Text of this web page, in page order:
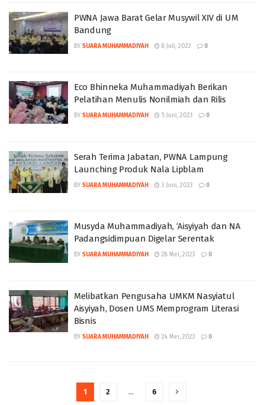
PWNA Jawa Barat Gelar Musywil XIV di UM
Bandung
BY SUARA MUHAMMADIYAH 8 Juli, 2023 0
Eco Bhinneka Muhammadiyah Berikan
Pelatihan Menulis Nonilmiah dan Rilis
BY SUARA MUHAMMADIYAH 5 Juni, 2023 0
Serah Terima Jabatan, PWNA Lampung
Launching Produk Nala Lipblam
BY SUARA MUHAMMADIYAH 3 Juni, 2023 0
Musyda Muhammadiyah, ‘Aisyiyah dan NA
Padangsidimpuan Digelar Serentak
BY SUARA MUHAMMADIYAH 28 Mei, 2023 0
Melibatkan Pengusaha UMKM Nasyiatul
Aisyiyah, Dosen UMS Memprogram Literasi
Bisnis
BY SUARA MUHAMMADIYAH 24 Mei, 2023 0
1 2 … 6